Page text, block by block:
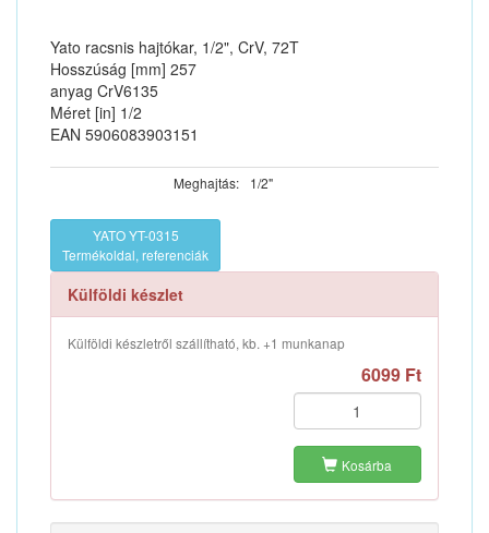
Yato racsnis hajtókar, 1/2", CrV, 72T
Hosszúság [mm] 257
anyag CrV6135
Méret [in] 1/2
EAN 5906083903151
Meghajtás: 1/2"
YATO YT-0315
Termékoldal, referenciák
Külföldi készlet
Külföldi készletről szállítható, kb. +1 munkanap
6099 Ft
Kosárba